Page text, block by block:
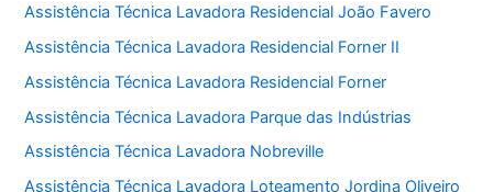
Assistência Técnica Lavadora Residencial João Favero
Assistência Técnica Lavadora Residencial Forner II
Assistência Técnica Lavadora Residencial Forner
Assistência Técnica Lavadora Parque das Indústrias
Assistência Técnica Lavadora Nobreville
Assistência Técnica Lavadora Loteamento Jordina Oliveiro